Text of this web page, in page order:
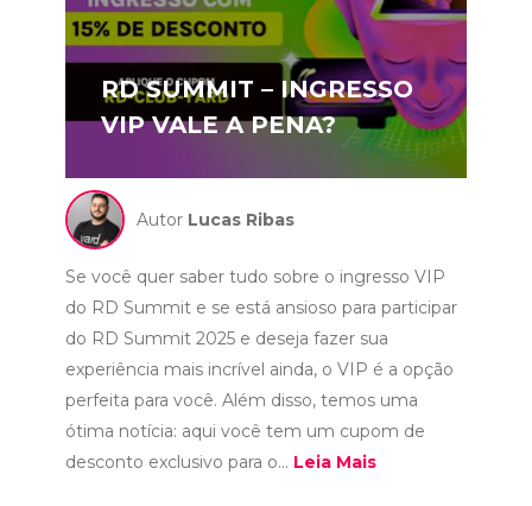
RD SUMMIT – INGRESSO
VIP VALE A PENA?
Autor Lucas Ribas
Se você quer saber tudo sobre o ingresso VIP
do RD Summit e se está ansioso para participar
do RD Summit 2025 e deseja fazer sua
experiência mais incrível ainda, o VIP é a opção
perfeita para você. Além disso, temos uma
ótima notícia: aqui você tem um cupom de
desconto exclusivo para o... Leia Mais